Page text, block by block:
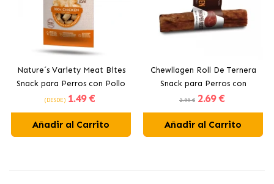
Nature´s Variety Meat Bites
Snack para Perros con Pollo
(DESDE) 1.49 €
Añadir al Carrito
Chewllagen Roll De Ternera
Snack para Perros con
Colágeno
2.99 € 2.69 €
Añadir al Carrito